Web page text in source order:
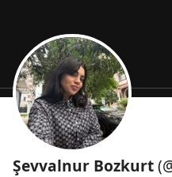
Şevvalnur Bozkurt